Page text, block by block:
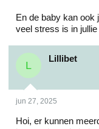
En de baby kan ook
veel stress is in
L
Lillibet
jun 27, 2025
Hoi, er kunnen